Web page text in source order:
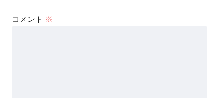
コメント ※